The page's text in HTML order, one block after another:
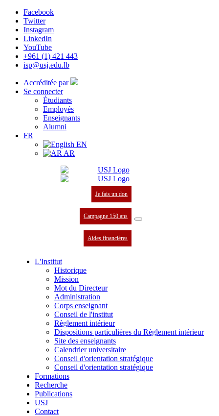
Facebook
Twitter
Instagram
LinkedIn
YouTube
+961 (1) 421 443
isp@usj.edu.lb
Accréditée par
Se connecter
Étudiants
Employés
Enseignants
Alumni
FR
EN
AR
Je fais un don
Campagne 150 ans
Aides financières
L'Institut
Historique
Mission
Mot du Directeur
Administration
Corps enseignant
Conseil de l'institut
Règlement intérieur
Dispositions particulières du Règlement intérieur
Site des enseignants
Calendrier universitaire
Conseil d'orientation stratégique
Conseil d'orientation stratégique
Formations
Recherche
Publications
USJ
Contact